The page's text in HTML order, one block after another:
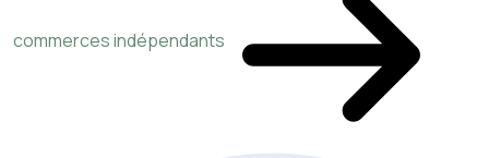
commerces indépendants